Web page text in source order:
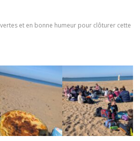
et en bonne humeur pour clôturer cette